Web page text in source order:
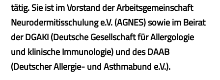
tätig. Sie ist im Vorstand der Arbeitsgemeinschaft
Neurodermitisschulung e.V. (AGNES) sowie im Beirat
der DGAKI (Deutsche Gesellschaft für Allergologie
und klinische Immunologie) und des DAAB
(Deutscher Allergie- und Asthmabund e.V.).